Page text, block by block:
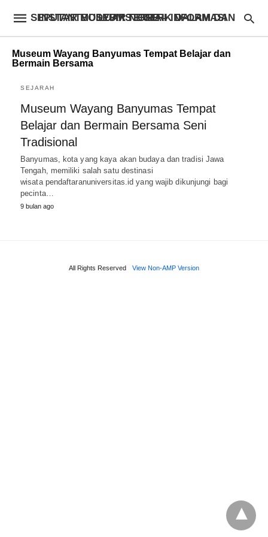
INSTANTBODYFIXSTORE – INFORMASI SEPUTAR MUSEUM TERBAIK DALAM DAN LUAR NEGERI
Museum Wayang Banyumas Tempat Belajar dan
Bermain Bersama
SEJARAH
Museum Wayang Banyumas Tempat
Belajar dan Bermain Bersama Seni
Tradisional
Banyumas, kota yang kaya akan budaya dan tradisi Jawa
Tengah, memiliki salah satu destinasi
wisata pendaftaranuniversitas.id yang wajib dikunjungi bagi
pecinta…
9 bulan ago
All Rights Reserved View Non-AMP Version